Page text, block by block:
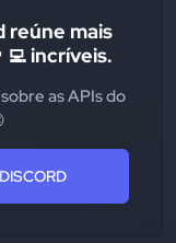
reúne mais
incríveis.
as APIs do